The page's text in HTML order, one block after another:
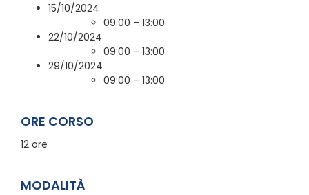
15/10/2024
09:00 – 13:00
22/10/2024
09:00 – 13:00
29/10/2024
09:00 – 13:00
ORE CORSO
12 ore
MODALITÀ